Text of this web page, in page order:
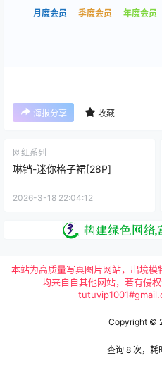
月度会员
季度会员 年度会员
海报分享 收藏
网红系列
琳铛-迷你格子裙[28P]
2026-3-18 22:04:12
本站为高质量写真图片网站，出境
均来自自其他网站，若有侵
Copyright ©
查询 8 次，